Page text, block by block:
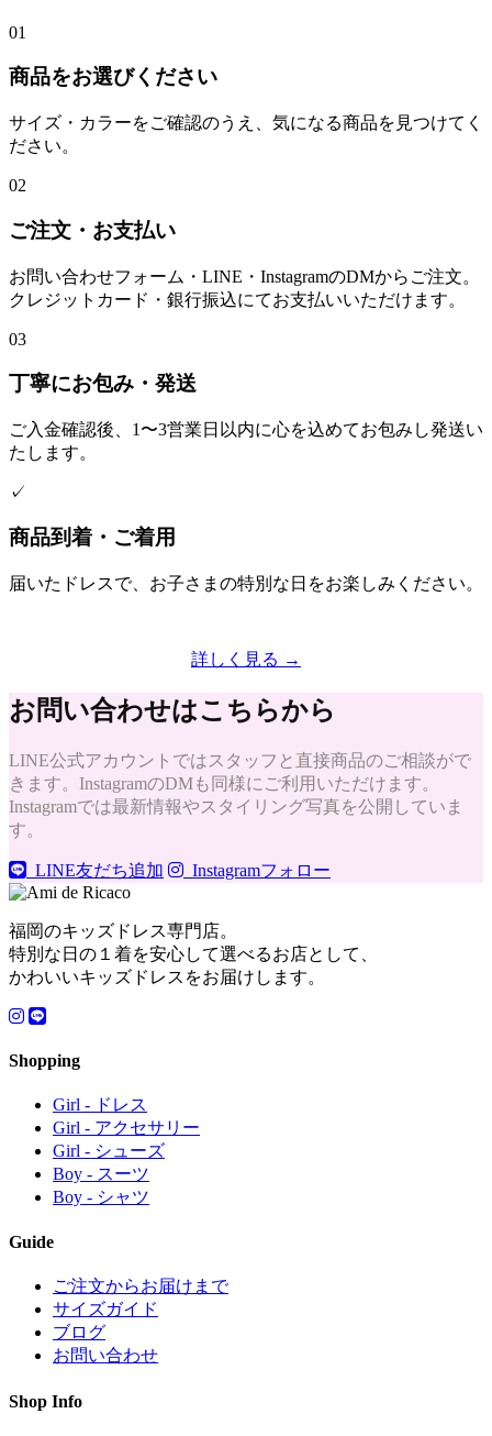
01
商品をお選びください
サイズ・カラーをご確認のうえ、気になる商品を見つけてく
ださい。
02
ご注文・お支払い
お問い合わせフォーム・LINE・InstagramのDMからご注文。
クレジットカード・銀行振込にてお支払いいただけます。
03
丁寧にお包み・発送
ご入金確認後、1〜3営業日以内に心を込めてお包みし発送い
たします。
✓
商品到着・ご着用
届いたドレスで、お子さまの特別な日をお楽しみください。
詳しく見る →
お問い合わせはこちらから
LINE公式アカウントではスタッフと直接商品のご相談がで
きます。InstagramのDMも同様にご利用いただけます。
Instagramでは最新情報やスタイリング写真を公開していま
す。
LINE友だち追加 Instagramフォロー
福岡のキッズドレス専門店。
特別な日の１着を安心して選べるお店として、
かわいいキッズドレスをお届けします。
Shopping
Girl - ドレス
Girl - アクセサリー
Girl - シューズ
Boy - スーツ
Boy - シャツ
Guide
ご注文からお届けまで
サイズガイド
ブログ
お問い合わせ
Shop Info